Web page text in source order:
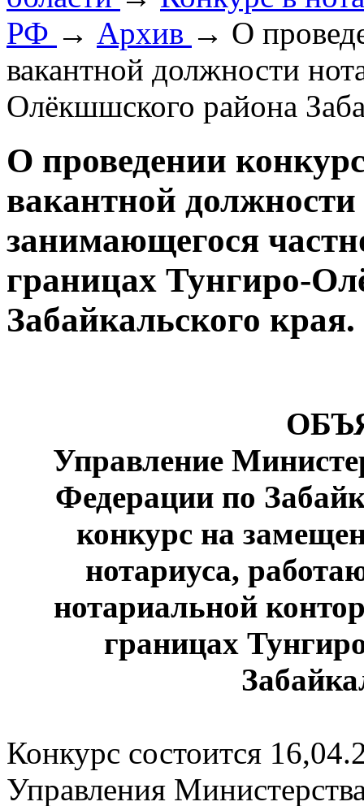
РФ → Архив → О
вакантной должности
Олёкшшского района
О проведении
вакантной должности
занимающегося
границах Тунгиро-
Забайкальского края.
Управление
Федерации по
конкурс на
нотариуса,
нотариальной
границах
Конкурс состоится
Управления